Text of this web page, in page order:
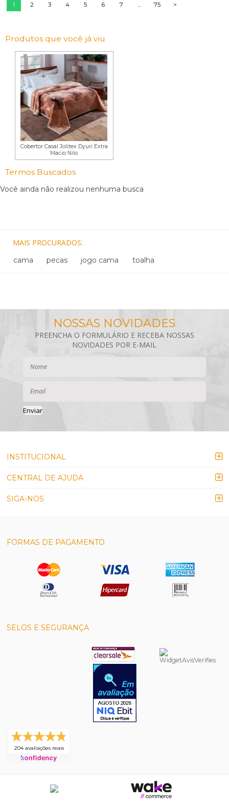
1 2 3 4 5 6 7 75 >
Produtos que você já viu
Cobertor Casal Jolitex Dyuri Extra
Macio Nilo
Termos Buscados
Você ainda não realizou nenhuma busca
MAIS PROCURADOS
cama pecas jogo cama toalha
Enviar
INSTITUCIONAL
CENTRAL DE AJUDA
SIGA-NOS
FORMAS DE PAGAMENTO
SELOS E SEGURANÇA
204 avaliações reais